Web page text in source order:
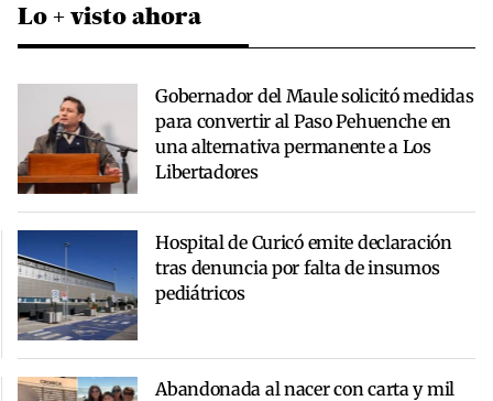
Lo + visto ahora
Gobernador del Maule solicitó medidas
para convertir al Paso Pehuenche en
una alternativa permanente a Los
Libertadores
Hospital de Curicó emite declaración
tras denuncia por falta de insumos
pediátricos
Abandonada al nacer con carta y mil